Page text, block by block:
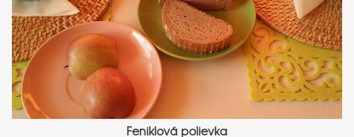
Feniklová polievka